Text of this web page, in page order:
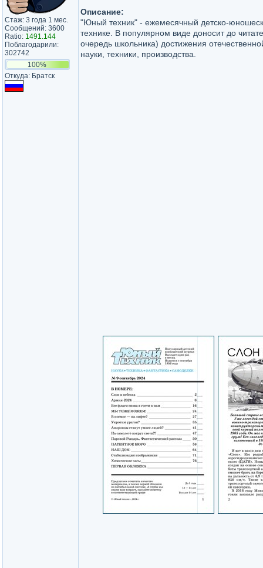
Стаж: 3 года 1 мес.
Сообщений: 3600
Ratio: 1491.144
Поблагодарили:
302742
100%
Откуда: Братск
Описание:
"Юный техник" - ежемесячный детско-
технике. В популярном виде доносит до
очередь школьника) достижения
науки, техники, производства.